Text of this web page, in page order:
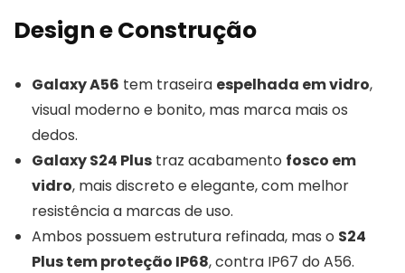
Design e Construção
Galaxy A56 tem traseira espelhada em vidro,
visual moderno e bonito, mas marca mais os
dedos.
Galaxy S24 Plus traz acabamento fosco em
vidro, mais discreto e elegante, com melhor
resistência a marcas de uso.
Ambos possuem estrutura refinada, mas o S24
Plus tem proteção IP68, contra IP67 do A56.